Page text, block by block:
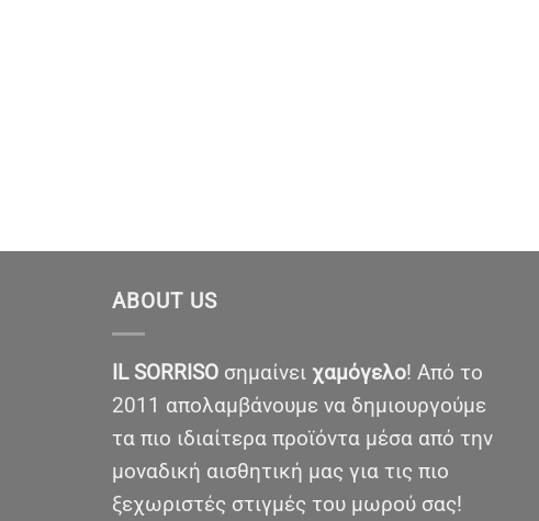
ABOUT US
IL SORRISO σημαίνει χαμόγελο! Από το
2011 απολαμβάνουμε να δημιουργούμε
τα πιο ιδιαίτερα προϊόντα μέσα από την
μοναδική αισθητική μας για τις πιο
ξεχωριστές στιγμές του μωρού σας!